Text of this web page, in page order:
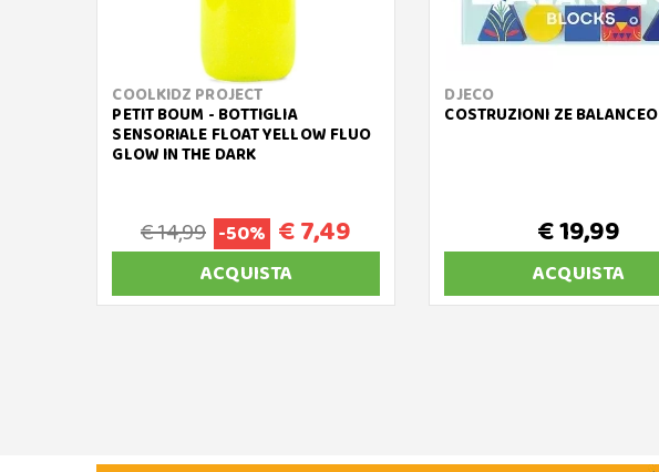
COOLKIDZ PROJECT
PETIT BOUM - BOTTIGLIA
SENSORIALE FLOAT YELLOW FLUO
GLOW IN THE DARK
€ 14,99 -50% € 7,49
ACQUISTA
DJECO
COSTRUZIONI ZE BALANCEO
€ 19,99
ACQUISTA